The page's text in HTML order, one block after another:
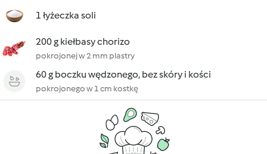
1 łyżeczka soli
200 g kiełbasy chorizo
pokrojonej w 2 mm plastry
60 g boczku wędzonego, bez skóry i kości
pokrojonego w 1 cm kostkę